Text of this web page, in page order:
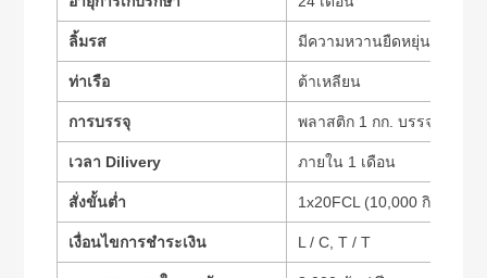
ลิ้มรส มีความหวานยืดหยุ่นอย่างเ
ท่าเรือ ต้าเหลียน
การบรรจุ พลาสติก 1 กก. บรรจุจำนวน
เวลา Dilivery ภายใน 1 เดือน
สั่งขั้นต่ำ 1x20FCL (10,000 กิโลกรัม)
เงื่อนไขการชำระเงิน L / C, T / T